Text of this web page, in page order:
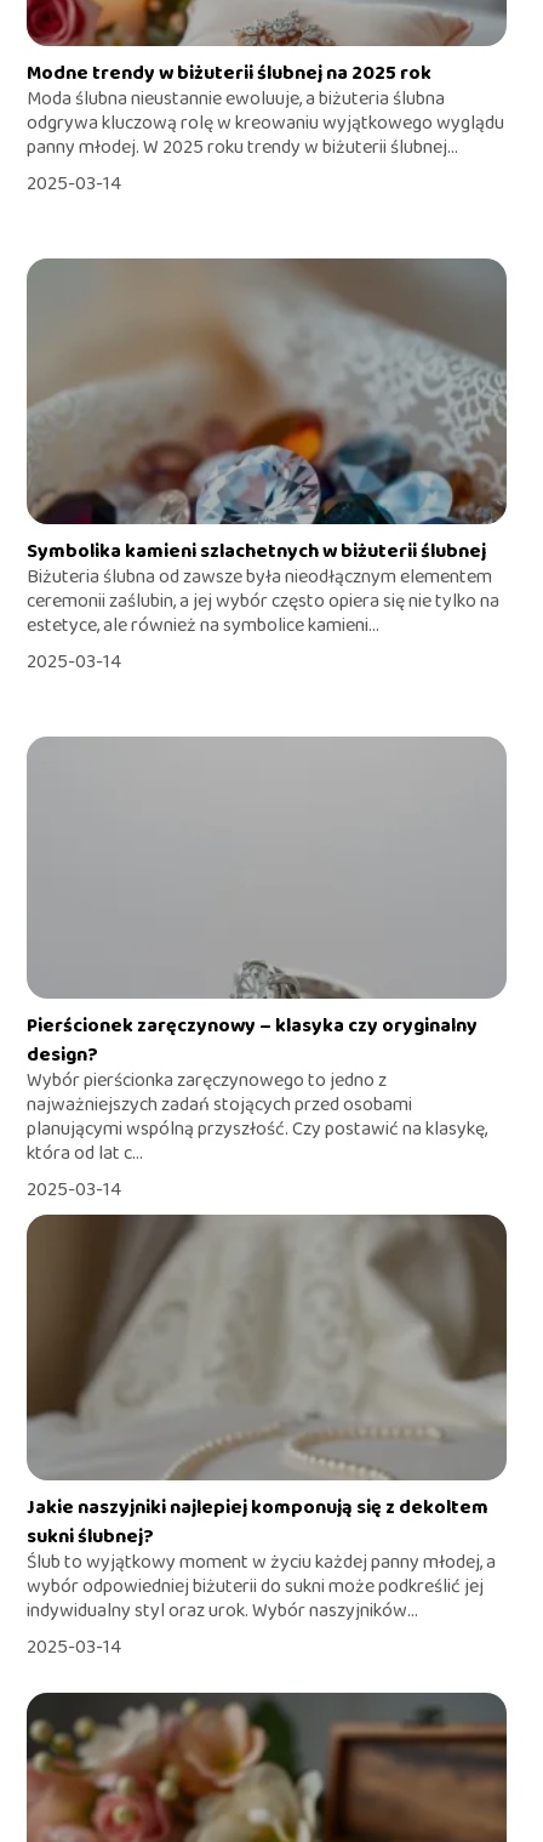
Modne trendy w biżuterii ślubnej na 2025 rok
Moda ślubna nieustannie ewoluuje, a biżuteria ślubna
odgrywa kluczową rolę w kreowaniu wyjątkowego wyglądu
panny młodej. W 2025 roku trendy w biżuterii ślubnej...
2025-03-14
Symbolika kamieni szlachetnych w biżuterii ślubnej
Biżuteria ślubna od zawsze była nieodłącznym elementem
ceremonii zaślubin, a jej wybór często opiera się nie tylko na
estetyce, ale również na symbolice kamieni...
2025-03-14
Pierścionek zaręczynowy – klasyka czy oryginalny
design?
Wybór pierścionka zaręczynowego to jedno z
najważniejszych zadań stojących przed osobami
planującymi wspólną przyszłość. Czy postawić na klasykę,
która od lat c...
2025-03-14
Jakie naszyjniki najlepiej komponują się z dekoltem
sukni ślubnej?
Ślub to wyjątkowy moment w życiu każdej panny młodej, a
wybór odpowiedniej biżuterii do sukni może podkreślić jej
indywidualny styl oraz urok. Wybór naszyjników...
2025-03-14